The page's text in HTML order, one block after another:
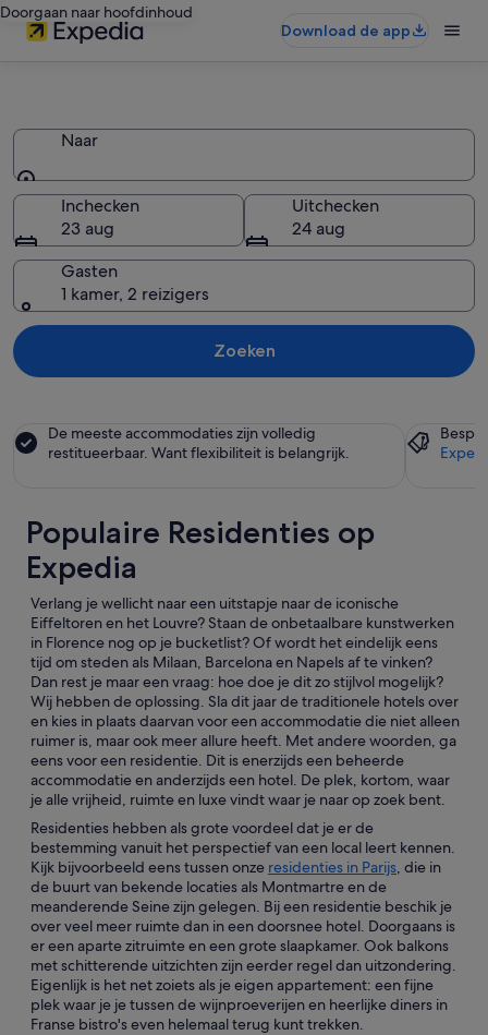
Doorgaan naar hoofdinhoud
Download de app
Naar
Naar
Inchecken
23 aug
Uitchecken
24 aug
Gasten
1 kamer, 2 reizigers
Zoeken
De meeste accommodaties zijn volledig
restitueerbaar. Want flexibiliteit is belangrijk.
Populaire Residenties op
Expedia
Verlang je wellicht naar een uitstapje naar de iconische
Eiffeltoren en het Louvre? Staan de onbetaalbare kunstwerken
in Florence nog op je bucketlist? Of wordt het eindelijk eens
tijd om steden als Milaan, Barcelona en Napels af te vinken?
Dan rest je maar een vraag: hoe doe je dit zo stijlvol mogelijk?
Wij hebben de oplossing. Sla dit jaar de traditionele hotels over
en kies in plaats daarvan voor een accommodatie die niet alleen
ruimer is, maar ook meer allure heeft. Met andere woorden, ga
eens voor een residentie. Dit is enerzijds een beheerde
accommodatie en anderzijds een hotel. De plek, kortom, waar
je alle vrijheid, ruimte en luxe vindt waar je naar op zoek bent.
Residenties hebben als grote voordeel dat je er de
bestemming vanuit het perspectief van een local leert kennen.
Kijk bijvoorbeeld eens tussen onze residenties in Parijs, die in
de buurt van bekende locaties als Montmartre en de
meanderende Seine zijn gelegen. Bij een residentie beschik je
over veel meer ruimte dan in een doorsnee hotel. Doorgaans is
er een aparte zitruimte en een grote slaapkamer. Ook balkons
met schitterende uitzichten zijn eerder regel dan uitzondering.
Eigenlijk is het net zoiets als je eigen appartement: een fijne
plek waar je je tussen de wijnproeverijen en heerlijke diners in
Franse bistro's even helemaal terug kunt trekken.